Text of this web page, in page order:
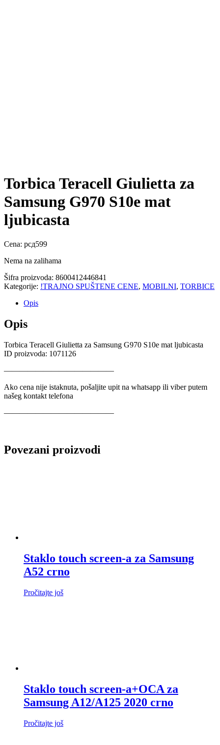
Torbica Teracell Giulietta za
Samsung G970 S10e mat
ljubicasta
Cena: рсд599
Nema na zalihama
Šifra proizvoda: 8600412446841
Kategorije: !TRAJNO SPUŠTENE CENE, MOBILNI, TORBICE
Opis
Opis
Torbica Teracell Giulietta za Samsung G970 S10e mat ljubicasta
ID proizvoda: 1071126
——————————————
Ako cena nije istaknuta, pošaljite upit na whatsapp ili viber putem
našeg kontakt telefona
——————————————
Povezani proizvodi
Staklo touch screen-a za Samsung
A52 crno
Pročitajte još
Staklo touch screen-a+OCA za
Samsung A12/A125 2020 crno
Pročitajte još